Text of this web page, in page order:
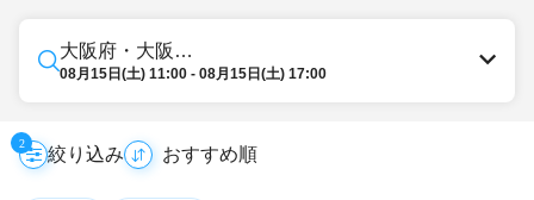
大阪府・大阪南部（堺・岸和田・関西空港）
08月15日(土) 11:00 - 08月15日(土) 17:00
2
絞り込み